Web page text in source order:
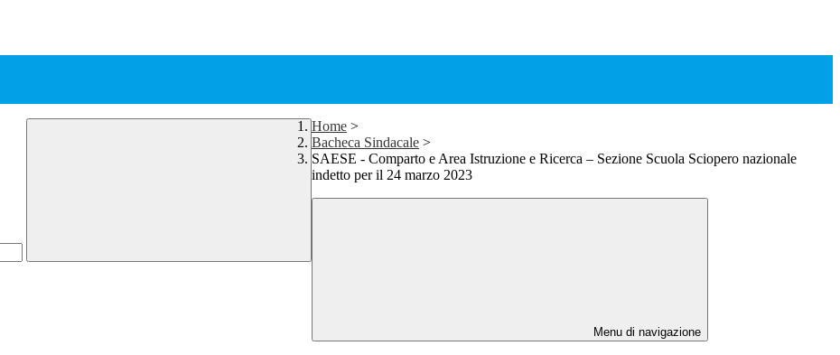
Home >
Bacheca Sindacale >
SAESE - Comparto e Area Istruzione e Ricerca – Sezione Scuola Sciopero nazionale
indetto per il 24 marzo 2023
Menu di navigazione